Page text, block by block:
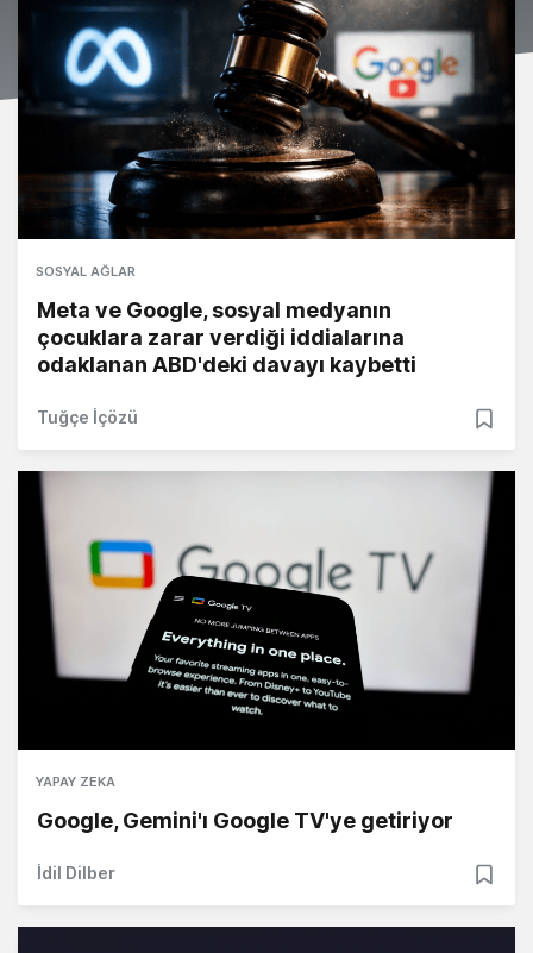
SOSYAL AĞLAR
Meta ve Google, sosyal medyanın
çocuklara zarar verdiği iddialarına
odaklanan ABD'deki davayı kaybetti
Tuğçe İçözü
YAPAY ZEKA
Google, Gemini'ı Google TV'ye getiriyor
İdil Dilber